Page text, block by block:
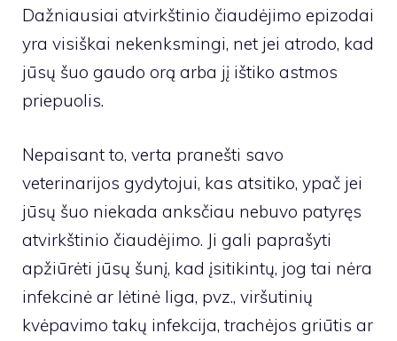
Dažniausiai atvirkštinio čiaudėjimo epizodai
yra visiškai nekenksmingi, net jei atrodo, kad
jūsų šuo gaudo orą arba jį ištiko astmos
priepuolis.
Nepaisant to, verta pranešti savo
veterinarijos gydytojui, kas atsitiko, ypač jei
jūsų šuo niekada anksčiau nebuvo patyręs
atvirkštinio čiaudėjimo. Ji gali paprašyti
apžiūrėti jūsų šunį, kad įsitikintų, jog tai nėra
infekcinė ar lėtinė liga, pvz., viršutinių
kvėpavimo takų infekcija, trachėjos griūtis ar